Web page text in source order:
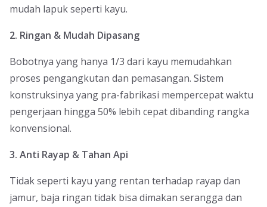
mudah lapuk seperti kayu.
2. Ringan & Mudah Dipasang
Bobotnya yang hanya 1/3 dari kayu memudahkan
proses pengangkutan dan pemasangan. Sistem
konstruksinya yang pra-fabrikasi mempercepat waktu
pengerjaan hingga 50% lebih cepat dibanding rangka
konvensional.
3. Anti Rayap & Tahan Api
Tidak seperti kayu yang rentan terhadap rayap dan
jamur, baja ringan tidak bisa dimakan serangga dan